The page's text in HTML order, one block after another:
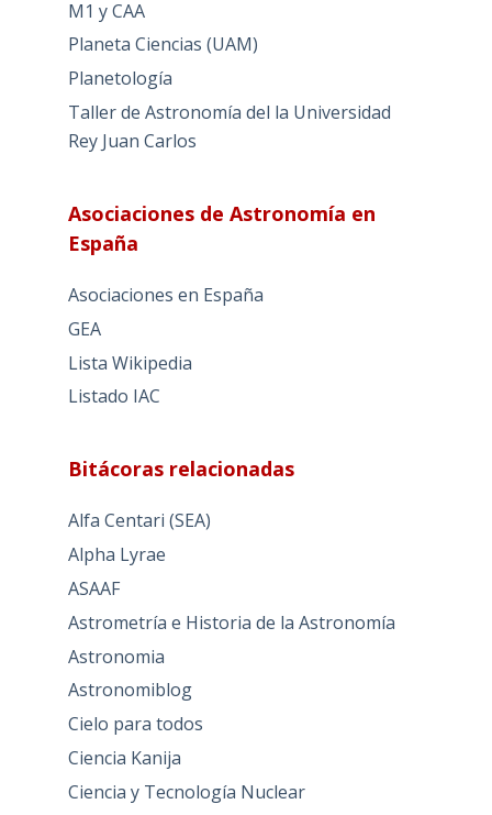
M1 y CAA
Planeta Ciencias (UAM)
Planetología
Taller de Astronomía del la Universidad
Rey Juan Carlos
Asociaciones de Astronomía en
España
Asociaciones en España
GEA
Lista Wikipedia
Listado IAC
Bitácoras relacionadas
Alfa Centari (SEA)
Alpha Lyrae
ASAAF
Astrometría e Historia de la Astronomía
Astronomia
Astronomiblog
Cielo para todos
Ciencia Kanija
Ciencia y Tecnología Nuclear